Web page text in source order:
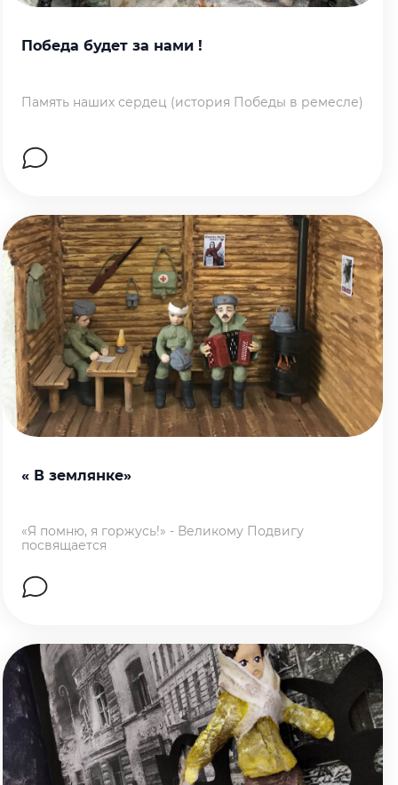
Победа будет за нами !
Память наших сердец (история Победы в ремесле)
« В землянке»
«Я помню, я горжусь!» - Великому Подвигу
посвящается